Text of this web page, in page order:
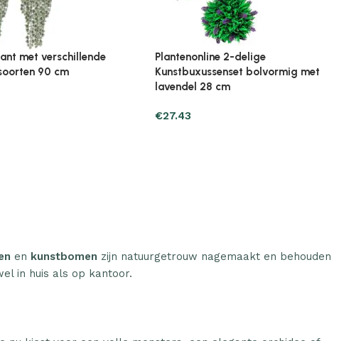
Broeikas 114x80x50
bruin
Plantenonline Broeikas 60x45x100
cm vurenhout
en kunstbomen zijn natuurgetrouw nagemaakt en behouden
in huis als op kantoor.